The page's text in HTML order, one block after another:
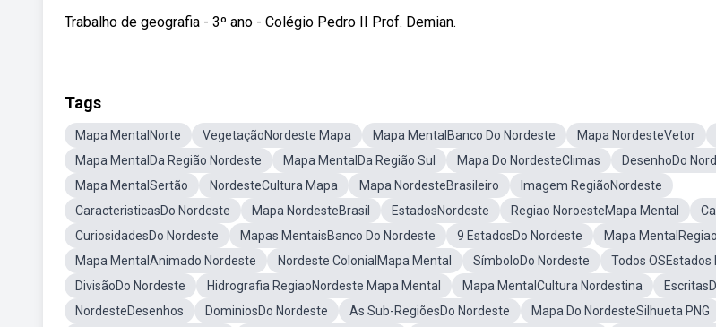
Trabalho de geografia - 3º ano - Colégio Pedro II Prof. Demian.
Tags
Mapa MentalNorte VegetaçãoNordeste Mapa Mapa MentalBanco Do Nordeste Mapa NordesteVetor
Mapa MentalDa Região Nordeste
Mapa MentalDa Região Sul Mapa Do NordesteClimas
DesenhoDo
Mapa MentalSertão
NordesteCultura Mapa Mapa NordesteBrasileiro
Imagem RegiãoNordeste
CaracteristicasDo Nordeste
Mapa NordesteBrasil EstadosNordeste Regiao NoroesteMapa Mental
CuriosidadesDo Nordeste
Mapas MentaisBanco Do Nordeste 9 EstadosDo Nordeste
Mapa
Mapa MentalAnimado Nordeste
Nordeste ColonialMapa Mental SímboloDo Nordeste
Todos OSEstados
DivisãoDo Nordeste
Hidrografia RegiaoNordeste Mapa Mental Mapa MentalCultura Nordestina
NordesteDesenhos
DominiosDo Nordeste As Sub-RegiõesDo Nordeste
Mapa Do NordesteSilhueta PNG